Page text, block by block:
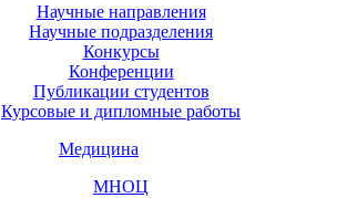
Научные направления
Научные подразделения
Конкурсы
Конференции
Публикации студентов
Курсовые и дипломные работы
Медицина
МНОЦ